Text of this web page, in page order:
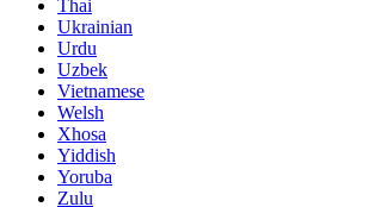
Thai
Ukrainian
Urdu
Uzbek
Vietnamese
Welsh
Xhosa
Yiddish
Yoruba
Zulu